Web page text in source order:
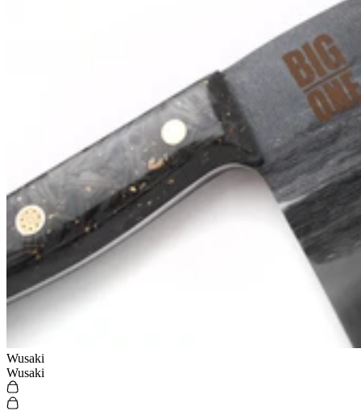
Wusaki
Wusaki